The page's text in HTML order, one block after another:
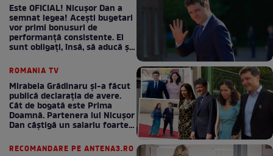
Este OFICIAL! Nicușor Dan a
semnat legea! Acești bugetari
vor primi bonusuri de
performanță consistente. Ei
sunt obligați, însă, să aducă și
bani la bugetul de stat
ROMANIA TV
Mirabela Grădinaru și-a făcut
publică declarația de avere.
Cât de bogată este Prima
Doamnă. Partenera lui Nicușor
Dan câștigă un salariu foarte
bun în fiecare lună!
RECOMANDARE PE ANTENA3.RO